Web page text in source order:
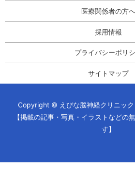
医療関係者の方へ
採用情報
プライバシーポリ
サイトマップ
Copyright © えびな脳神経クリニッ
【掲載の記事・写真・イラストなどの
す】